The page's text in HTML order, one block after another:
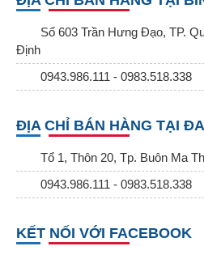
Số 603 Trần Hưng Đạo, TP.
Định
0943.986.111 - 0983.518.338
ĐỊA CHỈ BÁN HÀNG TẠI
Tổ 1, Thôn 20, Tp. Buôn Ma
0943.986.111 - 0983.518.338
KẾT NỐI VỚI FACEBOOK